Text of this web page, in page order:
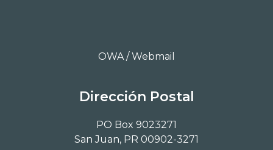
OWA / Webmail
Dirección Postal
PO Box 9023271
San Juan, PR 00902-3271